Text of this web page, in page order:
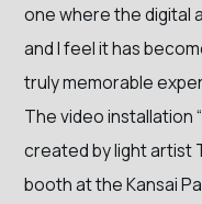
one where the digital
and I feel it has
truly memorable
The video installation
created by light artist
booth at the Kansai